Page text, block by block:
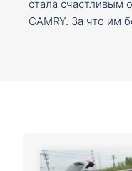
стала счастливым
CAMRY. За что им